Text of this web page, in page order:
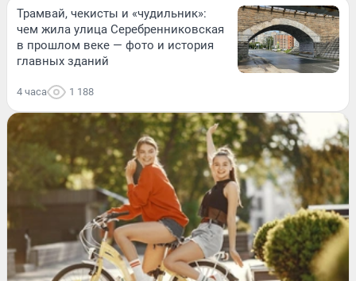
Трамвай, чекисты и «чудильник»:
чем жила улица Серебренниковская
в прошлом веке — фото и история
главных зданий
4 часа 1 188